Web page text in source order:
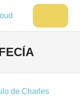
DÉBORAH
MUÑOZ